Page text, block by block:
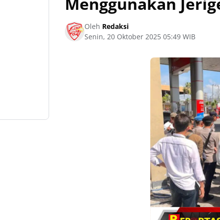
Oleh Redaksi
Senin, 20 Oktober 2025 05:49 WIB